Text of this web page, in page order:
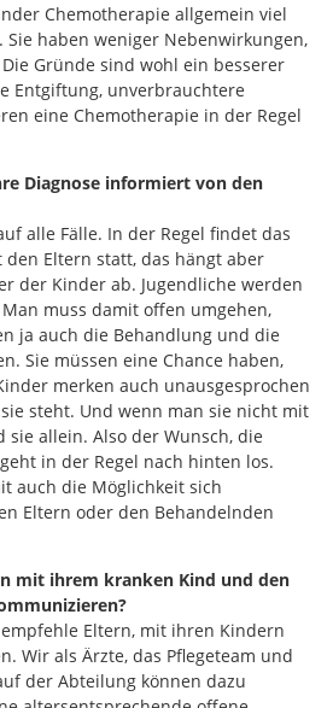
Chemotherapie allgemein viel
Sie haben weniger Nebenwirkungen,
Gründe sind wohl ein besserer
Entgiftung, unverbrauchtere
eine Chemotherapie in der Regel
Diagnose informiert von den
alle Fälle. In der Regel findet das
Eltern statt, das hängt aber
der Kinder ab. Jugendliche werden
muss damit offen umgehen,
ja auch die Behandlung und die
Sie müssen eine Chance haben,
merken auch unausgesprochen
steht. Und wenn man sie nicht mit
sie allein. Also der Wunsch, die
in der Regel nach hinten los.
auch die Möglichkeit sich
Eltern oder den Behandelnden
mit ihrem kranken Kind und den
empfehle Eltern, mit ihren Kindern
Wir als Ärzte, das Pflegeteam und
der Abteilung können dazu